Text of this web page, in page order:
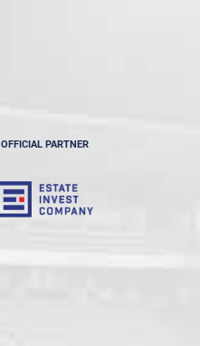
OFFICIAL PARTNER